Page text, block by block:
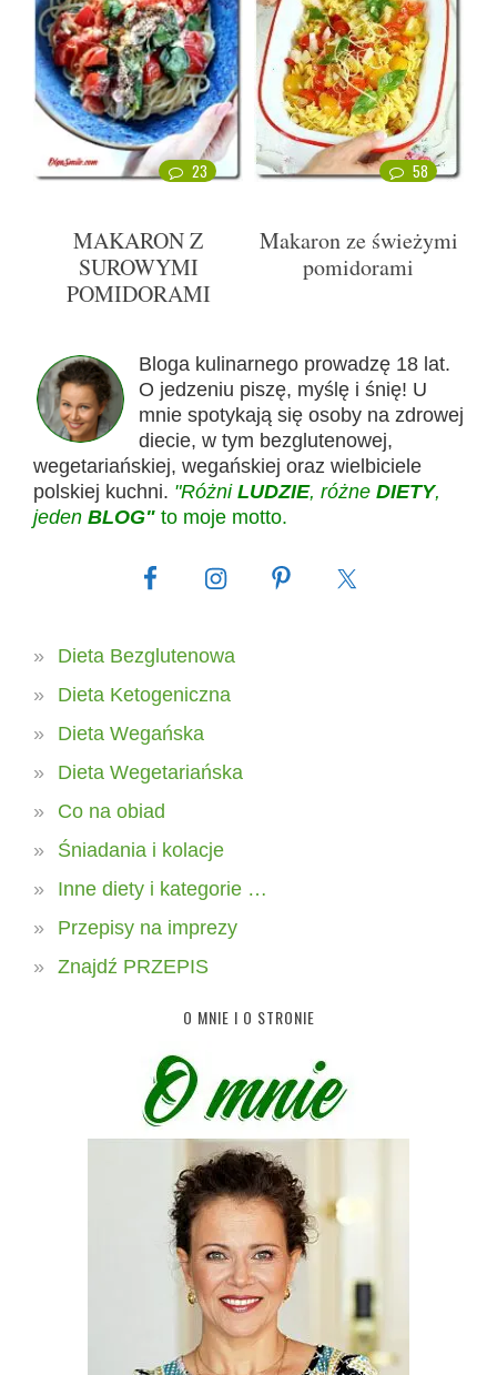
23
MAKARON Z
SUROWYMI
POMIDORAMI
58
Makaron ze świeżymi
pomidorami
Bloga kulinarnego prowadzę 18 lat.
O jedzeniu piszę, myślę i śnię! U
mnie spotykają się osoby na zdrowej
diecie, w tym bezglutenowej,
wegetariańskiej, wegańskiej oraz wielbiciele
polskiej kuchni. "Różni LUDZIE, różne DIETY,
jeden BLOG" to moje motto.
Dieta Bezglutenowa
Dieta Ketogeniczna
Dieta Wegańska
Dieta Wegetariańska
Co na obiad
Śniadania i kolacje
Inne diety i kategorie …
Przepisy na imprezy
Znajdź PRZEPIS
O MNIE I O STRONIE